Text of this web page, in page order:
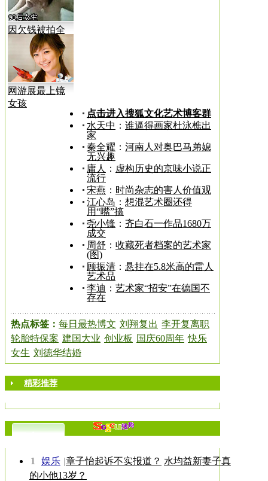
因欠钱被拍全
裸视频
网游展最上镜
女孩
点击进入搜狐文化艺术博客群
水天中 ： 谁逼得画家杜泳樵出
家
秦全耀 ： 河南人对奥巴马弟媳
无兴趣
庸人
： 虚构历史的京味小说正
流行
宋燕 ： 时尚杂志的害人价值观
江心岛 ： 想混艺术圈还得
用“嘴”搞
尧小锋 ： 齐白石一作品1680万
成交
周舒 ： 收藏死者档案的艺术家
(图)
顾振清 ： 悬挂在5.8米高的雷人
艺术品
李迪 ： 艺术家“招安”在德国不
存在
热点标签： 每日最热博文 刘翔复出 李开复离职
轮胎特保案 建国大业 创业板 国庆60周年 快乐
女生 刘德华结婚
精彩推荐
1 娱乐 |章子怡起诉不实报道？ 水均益新妻子真
的小他13岁？